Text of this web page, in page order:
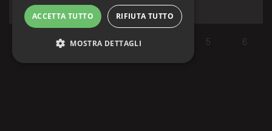
1 2 3 5 6
ACCETTA TUTTO RIFIUTA TUTTO
MOSTRA DETTAGLI